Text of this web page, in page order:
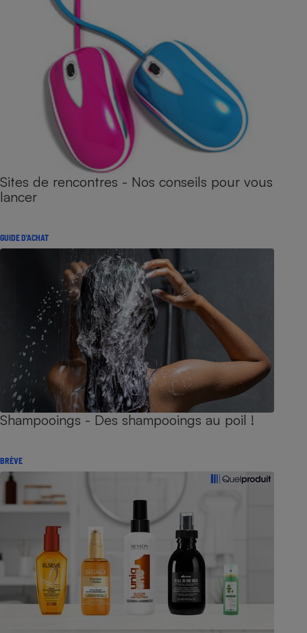
Sites de rencontres - Nos conseils pour vous
lancer
GUIDE D'ACHAT
Shampooings - Des shampooings au poil !
BRÈVE